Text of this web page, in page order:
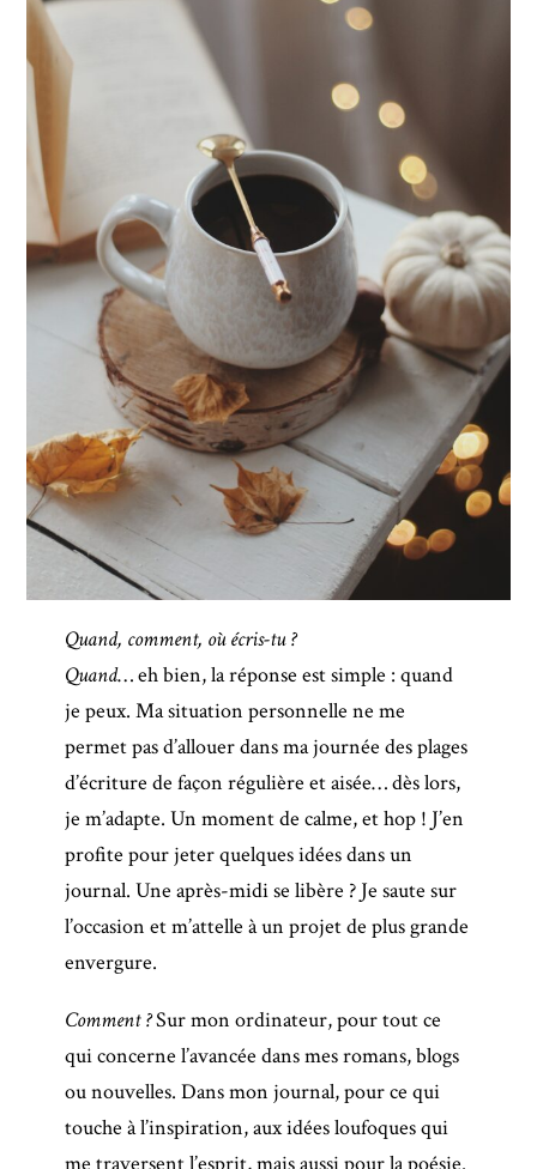
Quand, comment, où écris-tu ?
Quand… eh bien, la réponse est simple : quand
je peux. Ma situation personnelle ne me
permet pas d’allouer dans ma journée des plages
d’écriture de façon régulière et aisée… dès lors,
je m’adapte. Un moment de calme, et hop ! J’en
profite pour jeter quelques idées dans un
journal. Une après-midi se libère ? Je saute sur
l’occasion et m’attelle à un projet de plus grande
envergure.
Comment ?Sur mon ordinateur, pour tout ce
qui concerne l’avancée dans mes romans, blogs
ou nouvelles. Dans mon journal, pour ce qui
touche à l’inspiration, aux idées loufoques qui
me traversent l’esprit, mais aussi pour la poésie.